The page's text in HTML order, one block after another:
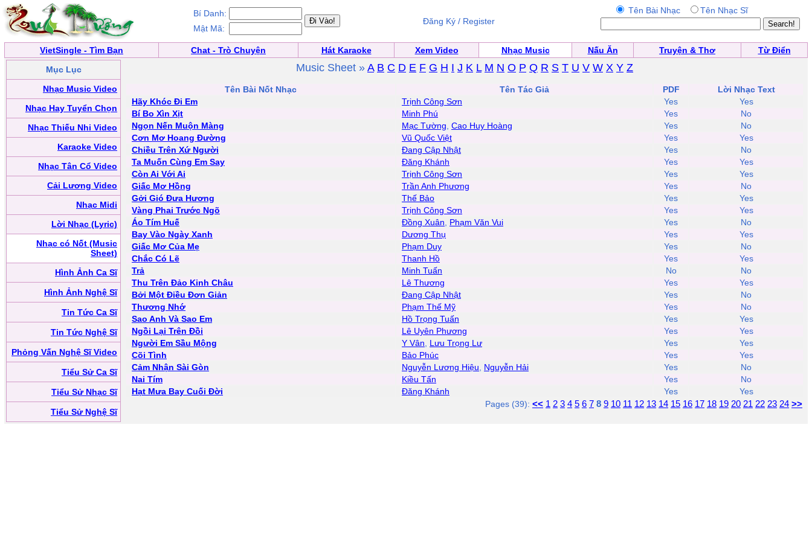
Bí Danh:
Mật Mã:
Đăng Ký / Register
Tên Bài Nhạc Tên Nhạc Sĩ
VietSingle - Tìm Bạn Chat - Trò Chuyện Hát Karaoke Xem Video Nhạc Music Nấu Ăn Truyện & Thơ
Từ Điển
Mục Lục
Nhạc Music Video
Nhạc Hay Tuyển Chọn
Nhạc Thiếu Nhi Video
Karaoke Video
Nhạc Tân Cổ Video
Cải Lương Video
Nhạc Midi
Lời Nhạc (Lyric)
Nhạc có Nốt (Music
Sheet)
Hình Ảnh Ca Sĩ
Hình Ảnh Nghệ Sĩ
Tin Tức Ca Sĩ
Tin Tức Nghệ Sĩ
Phỏng Vấn Nghệ Sĩ Video
Tiểu Sử Ca Sĩ
Tiểu Sử Nhạc Sĩ
Tiểu Sử Nghệ Sĩ
Music Sheet » A B C D E F G H I J K L M N O P Q R S T U V W X Y Z
Tên Bài Nốt Nhạc Tên Tác Giả PDF
Lời Nhạc Text
Hãy Khóc Đi Em
Trịnh Công Sơn Yes
Yes
Bí Bo Xìn Xịt
Minh Phú Yes
No
Ngọn Nến Muộn Màng
Mạc Tường Cao Huy Hoàng Yes
No
Cơn Mơ Hoang Đường
Vũ Quốc Việt Yes
Yes
Chiều Trên Xứ Người
Đang Cập Nhật Yes
No
Ta Muốn Cùng Em Say
Đăng Khánh Yes
Yes
Còn Ai Với Ai
Trịnh Công Sơn Yes
Yes
Giấc Mơ Hồng
Trần Anh Phương Yes
No
Gởi Gió Đưa Hương
Thế Bảo Yes
Yes
Vàng Phai Trước Ngõ
Trịnh Công Sơn Yes
Yes
Áo Tím Huế
Đồng Xuân Phạm Văn Vui Yes
No
Bay Vào Ngày Xanh
Dương Thụ Yes
Yes
Giấc Mơ Của Mẹ
Phạm Duy Yes
No
Chắc Có Lẽ
Thanh Hồ Yes
Yes
Trả
Minh Tuấn No
No
Thu Trên Đảo Kinh Châu
Lê Thương Yes
Yes
Bởi Một Điều Đơn Giản
Đang Cập Nhật Yes
No
Thương Nhớ
Phạm Thế Mỹ Yes
No
Sao Anh Và Sao Em
Hồ Trọng Tuấn Yes
Yes
Ngồi Lại Trên Đồi
Lê Uyên Phương Yes
Yes
Người Em Sầu Mộng
Y Vân Lưu Trọng Lư Yes
Yes
Cõi Tình
Bảo Phúc Yes
Yes
Cảm Nhận Sài Gòn
Nguyễn Lương Hiệu Nguyễn Hải Yes
No
Nai Tím
Kiều Tấn Yes
No
Hạt Mưa Bay Cuối Đời
Đăng Khánh Yes
Yes
Pages (39): << 1 2 3 4 5 6 7 8 9 10 11 12 13 14 15 16 17 18 19 20 21 22 23 24 >>